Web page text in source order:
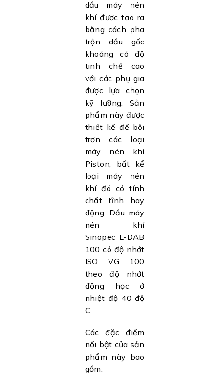
dầu máy nén
khí được tạo ra
bằng cách pha
trộn dầu gốc
khoáng có độ
tinh chế cao
với các phụ gia
được lựa chọn
kỹ lưỡng. Sản
phẩm này được
thiết kế để bôi
trơn các loại
máy nén khí
Piston, bất kể
loại máy nén
khí đó có tính
chất tĩnh hay
động. Dầu máy
nén khí
Sinopec L-DAB
100 có độ nhớt
ISO VG 100
theo độ nhớt
động học ở
nhiệt độ 40 độ
C.
Các đặc điểm
nổi bật của sản
phẩm này bao
gồm: